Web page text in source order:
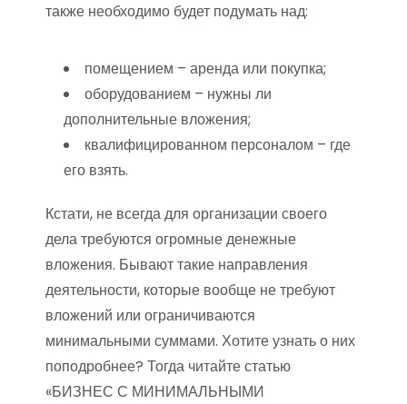
также необходимо будет подумать над:
помещением – аренда или покупка;
оборудованием – нужны ли
дополнительные вложения;
квалифицированном персоналом – где
его взять.
Кстати, не всегда для организации своего
дела требуются огромные денежные
вложения. Бывают такие направления
деятельности, которые вообще не требуют
вложений или ограничиваются
минимальными суммами. Хотите узнать о них
поподробнее? Тогда читайте статью
«БИЗНЕС С МИНИМАЛЬНЫМИ